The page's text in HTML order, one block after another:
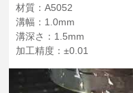
材質：A5052
溝幅：1.0mm
溝深さ：1.5mm
加工精度：±0.01